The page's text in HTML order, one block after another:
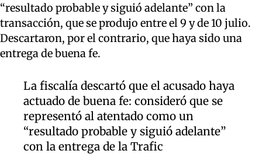
“resultado probable y siguió adelante” con la
transacción, que se produjo entre el 9 y de 10 julio.
Descartaron, por el contrario, que haya sido una
entrega de buena fe.
La fiscalía descartó que el acusado haya
actuado de buena fe: consideró que se
representó al atentado como un
“resultado probable y siguió adelante”
con la entrega de la Trafic